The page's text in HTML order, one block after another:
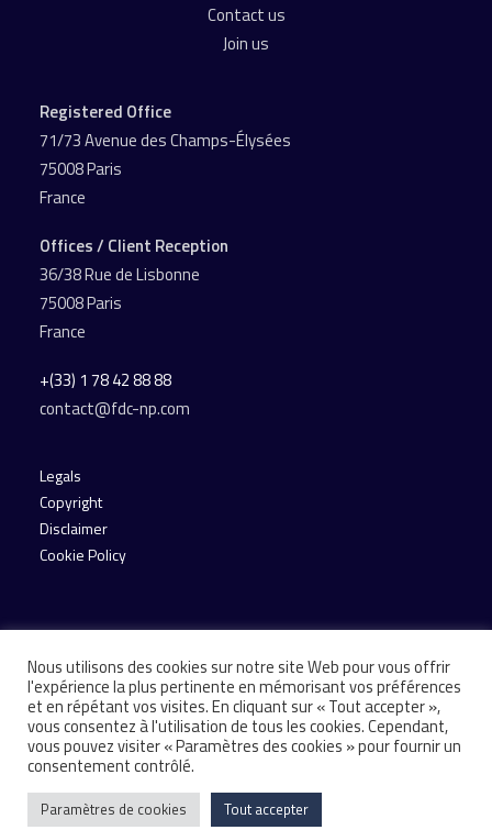
Contact us
Join us
Registered Office
71/73 Avenue des Champs-Élysées
75008 Paris
France
Offices / Client Reception
36/38 Rue de Lisbonne
75008 Paris
France
+(33) 1 78 42 88 88
contact@fdc-np.com
Legals
Copyright
Disclaimer
Cookie Policy
© 2026 Financière de Courcelles. All rights reserved
Nous utilisons des cookies sur notre site Web pour vous offrir
l'expérience la plus pertinente en mémorisant vos préférences
et en répétant vos visites. En cliquant sur « Tout accepter »,
vous consentez à l'utilisation de tous les cookies. Cependant,
vous pouvez visiter « Paramètres des cookies » pour fournir un
consentement contrôlé.
Paramètres de cookies Tout accepter